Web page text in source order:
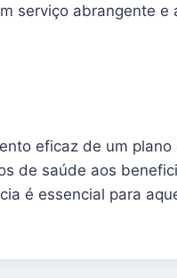
serviço abrangente e
eficaz de um
de saúde aos
é essencial para